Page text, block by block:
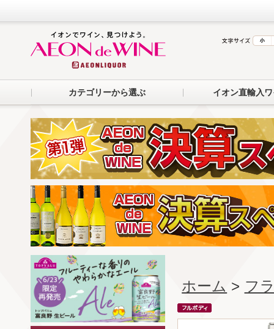
カテゴリーから選ぶ イオン直輸入
ホーム > フ